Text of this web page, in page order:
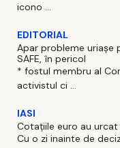
icono ...
EDITORIAL
Apar probleme uriașe
SAFE, în pericol
* fostul membru al
activistul ci ...
IASI
Cotațiile euro au urcat
Cu o zi inainte de